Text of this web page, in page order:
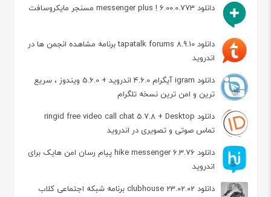
دانلود messenger plus ! 6.00.0.773 مسنجر مایکروسافت
دانلود tapatalk forums 8.9.10 برنامه مشاهده انجمن ها در
اندروید
دانلود igram آیگرام 4.6.0 اندروید + 5.6.0 ویندوز ، سریع
ترین و امن ترین نسخه تلگرام
دانلود ringid free video call chat 5.7.8 + Desktop
تماس صوتی و تصویری در اندروید
دانلود hike messenger 6.3.76 پیام‌ رسان‌ امن هایک برای
اندروید
دانلود clubhouse 23.02.02 برنامه شبکه اجتماعی کلاب